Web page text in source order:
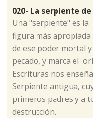
020- La serpiente
​Una "serpiente" es la
figura más apropiada
de ese poder mortal
pecado, y marca el
Escrituras nos
Serpiente antigua,
primeros padres y a
destrucción.